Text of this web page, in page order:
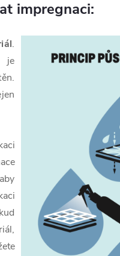
impregnaci:
.
je